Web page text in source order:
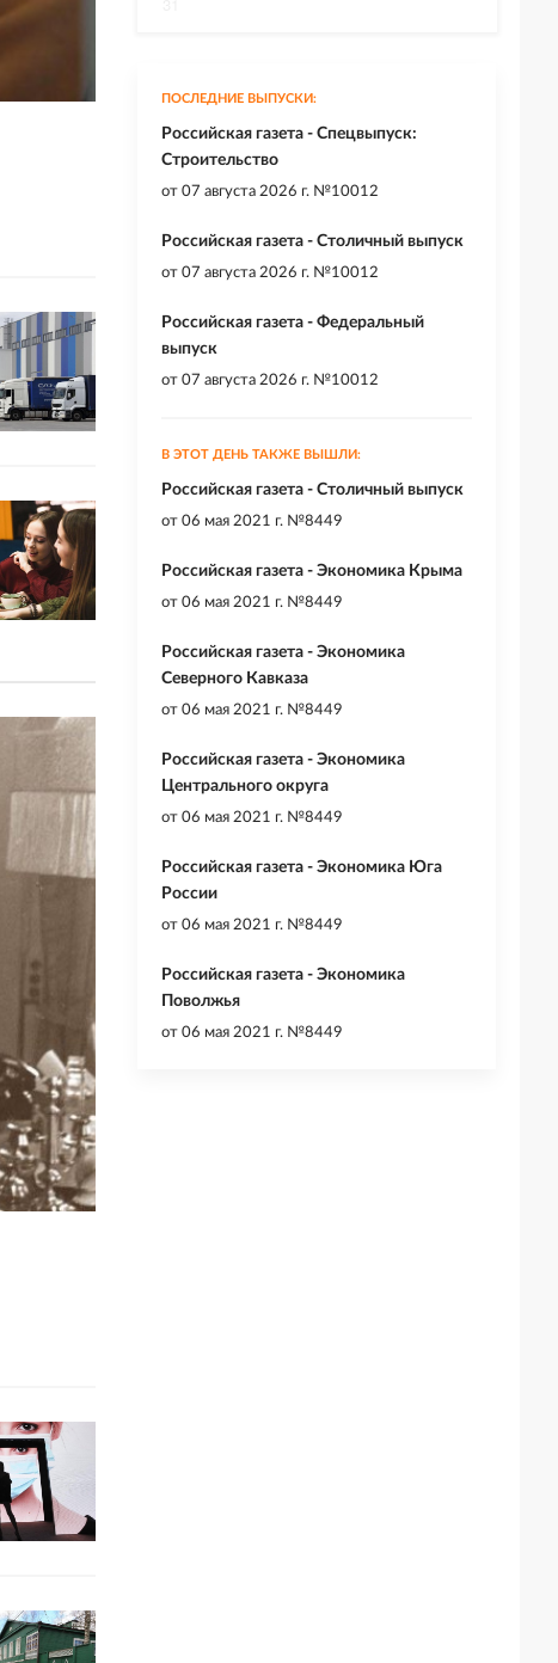
ПОСЛЕДНИЕ ВЫПУСКИ:
Российская газета - Спецвыпуск:
Строительство
от 07 августа 2026 г. №10012
Российская газета - Столичный выпуск
от 07 августа 2026 г. №10012
Российская газета - Федеральный
выпуск
от 07 августа 2026 г. №10012
В ЭТОТ ДЕНЬ ТАКЖЕ ВЫШЛИ:
Российская газета - Столичный выпуск
от 06 мая 2021 г. №8449
Российская газета - Экономика Крыма
от 06 мая 2021 г. №8449
Российская газета - Экономика
Северного Кавказа
от 06 мая 2021 г. №8449
Российская газета - Экономика
Центрального округа
от 06 мая 2021 г. №8449
Российская газета - Экономика Юга
России
от 06 мая 2021 г. №8449
Российская газета - Экономика
Поволжья
от 06 мая 2021 г. №8449